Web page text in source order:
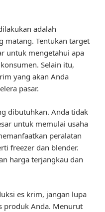
adalah
matang. Tentukan target
untuk mengetahui apa
Selain itu,
yang akan Anda
pasar.
dibutuhkan. Anda tidak
untuk memulai usaha
peralatan
freezer dan blender.
harga terjangkau dan
es krim, jangan lupa
produk Anda. Menurut